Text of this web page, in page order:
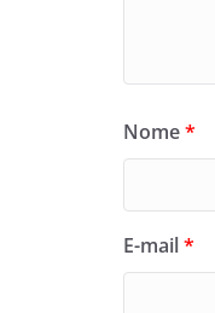
Nome*
E-mail*